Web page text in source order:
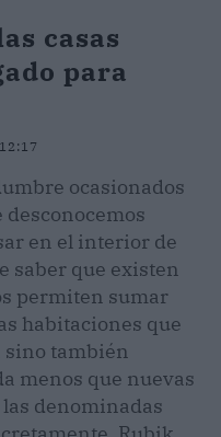
casas
para
ocasionados
en el interior de
saber que existen
permiten sumar
habitaciones que
sino también
menos que nuevas
denominadas